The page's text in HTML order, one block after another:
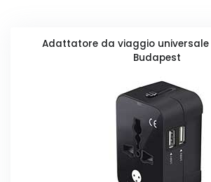
Adattatore da viaggio universale
Budapest